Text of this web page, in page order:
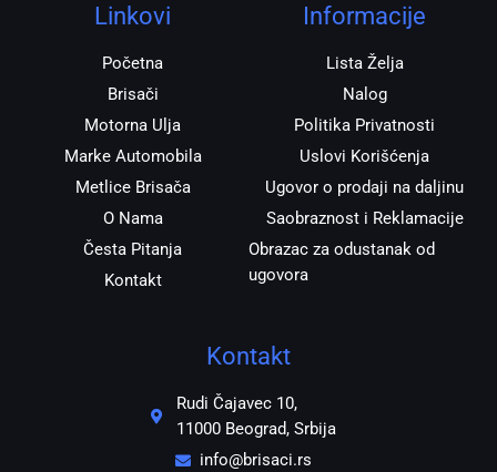
r
a
Linkovi
Početna
Brisači
Motorna Ulja
Marke Automobila
Metlice Brisača
O Nama
Česta Pitanja
Kontakt
Informacije
Lista Želja
Nalog
Politika Privatnosti
Uslovi Korišćenja
Ugovor o prodaji na daljinu
Saobraznost i Reklamacije
Obrazac za odustanak od
ugovora
Kontakt
Rudi Čajavec 10,
11000 Beograd, Srbija
info@brisaci.rs